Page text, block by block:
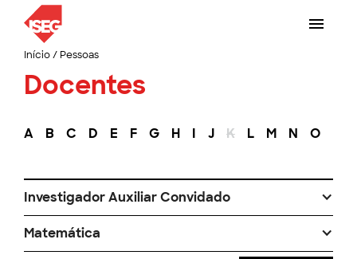
Início/ Pessoas
Docentes
A B C D E F G H I J K L M N O
Investigador Auxiliar Convidado
Matemática